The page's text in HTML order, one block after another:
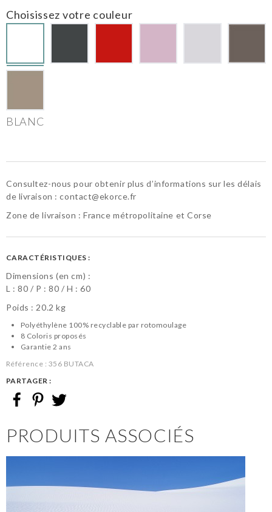
Choisissez votre couleur
BLANC
Consultez-nous pour obtenir plus d’informations sur les délais
de livraison :contact@ekorce.fr
Zone de livraison : France métropolitaine et Corse
CARACTÉRISTIQUES :
Dimensions (en cm) :
L :80 P :80 H :60
Poids : 20.2 kg
Polyéthylène 100% recyclable par rotomoulage
8 Coloris proposés
Garantie 2 ans
Référence : 356 BUTACA
PARTAGER :
PRODUITS ASSOCIÉS